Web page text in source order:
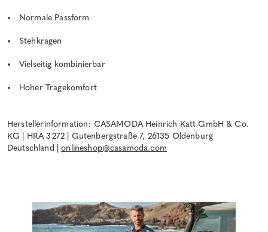
Normale Passform
Stehkragen
Vielseitig kombinierbar
Hoher Tragekomfort
Herstellerinformation: CASAMODA Heinrich Katt GmbH & Co.
KG | HRA 3272 | Gutenbergstraße 7, 26135 Oldenburg
Deutschland |onlineshop@casamoda.com